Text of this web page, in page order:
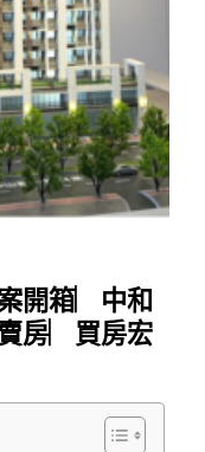
開箱︳中和
房︳買房宏